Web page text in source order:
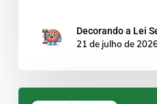
Decorando a Lei
21 de julho de
Concurso